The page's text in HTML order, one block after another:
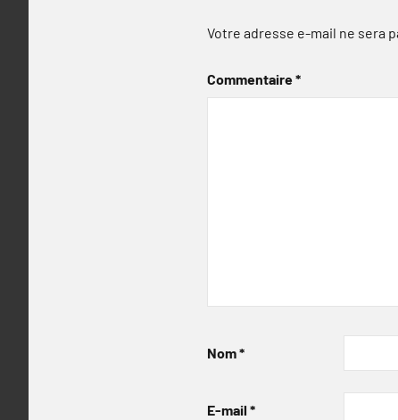
Votre adresse e-mail ne sera
Commentaire*
Nom*
E-mail *